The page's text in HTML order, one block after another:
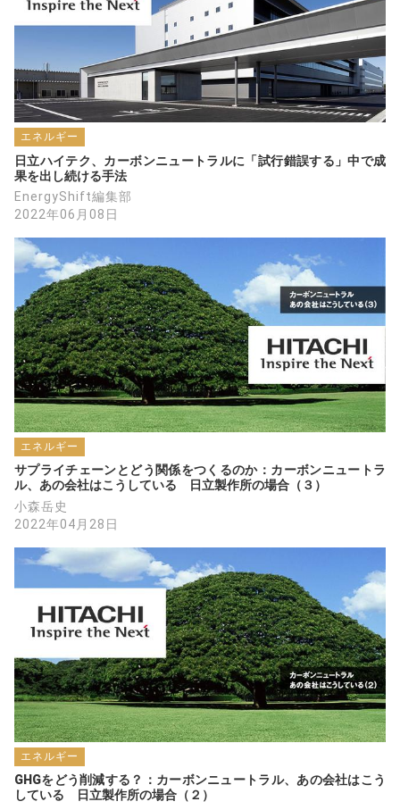
エネルギー
日立ハイテク、カーボンニュートラルに「試行錯誤する」中で成
果を出し続ける手法
EnergyShift編集部
2022年06月08日
エネルギー
サプライチェーンとどう関係をつくるのか：カーボンニュートラ
ル、あの会社はこうしている　日立製作所の場合（３）
小森岳史
2022年04月28日
エネルギー
GHGをどう削減する？：カーボンニュートラル、あの会社はこう
している　日立製作所の場合（２）